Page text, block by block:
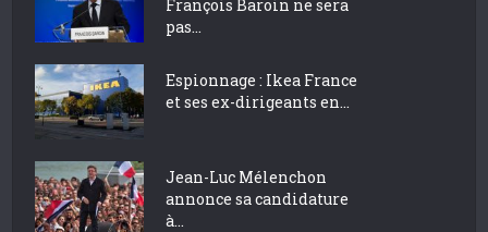
François Baroin ne sera
pas...
Espionnage : Ikea France
et ses ex-dirigeants en...
Jean-Luc Mélenchon
annonce sa candidature
à...